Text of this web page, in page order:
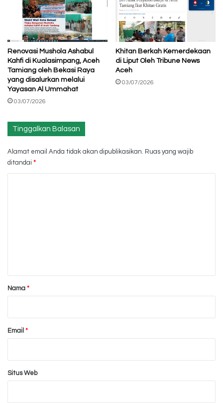
Renovasi Mushola Ashabul
Kahfi di Kualasimpang, Aceh
Tamiang oleh Bekasi Raya
yang disalurkan melalui
Yayasan Al Ummahat
03/07/2026
Khitan Berkah Kemerdekaan
di Liput Oleh Tribune News
Aceh
03/07/2026
Tinggalkan Balasan
Alamat email Anda tidak akan dipublikasikan. Ruas yang wajib
ditandai *
rNama *
Email *
Situs Web